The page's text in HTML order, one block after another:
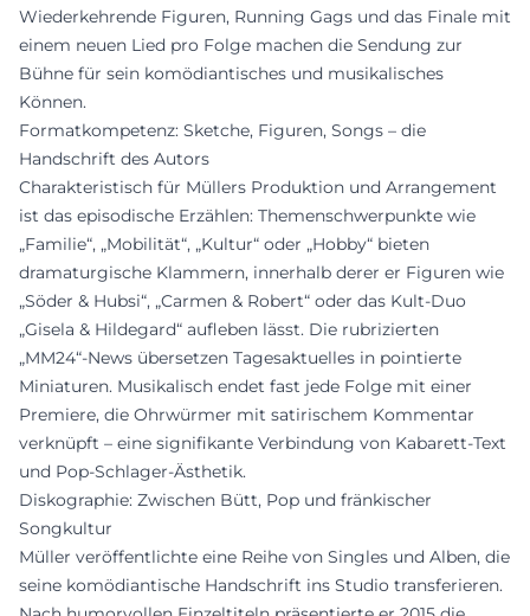
Wiederkehrende Figuren, Running Gags und das Finale mit
einem neuen Lied pro Folge machen die Sendung zur
Bühne für sein komödiantisches und musikalisches
Können.
Formatkompetenz: Sketche, Figuren, Songs – die
Handschrift des Autors
Charakteristisch für Müllers Produktion und Arrangement
ist das episodische Erzählen: Themenschwerpunkte wie
„Familie“, „Mobilität“, „Kultur“ oder „Hobby“ bieten
dramaturgische Klammern, innerhalb derer er Figuren wie
„Söder & Hubsi“, „Carmen & Robert“ oder das Kult-Duo
„Gisela & Hildegard“ aufleben lässt. Die rubrizierten
„MM24“-News übersetzen Tagesaktuelles in pointierte
Miniaturen. Musikalisch endet fast jede Folge mit einer
Premiere, die Ohrwürmer mit satirischem Kommentar
verknüpft – eine signifikante Verbindung von Kabarett-Text
und Pop-Schlager-Ästhetik.
Diskographie: Zwischen Bütt, Pop und fränkischer
Songkultur
Müller veröffentlichte eine Reihe von Singles und Alben, die
seine komödiantische Handschrift ins Studio transferieren.